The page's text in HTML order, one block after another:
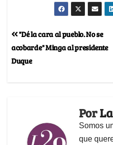
"Dé la cara al pueblo. No se
acobarde" Minga al presidente
Duque
Por
Somos
que